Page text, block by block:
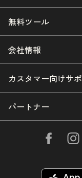
無料ツール
会社情報
カスタマー向けサ
パートナー